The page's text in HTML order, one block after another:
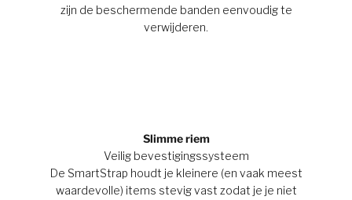
zijn de beschermende banden eenvoudig te
verwijderen.
Slimme riem
Veilig bevestigingssysteem
De SmartStrap houdt je kleinere (en vaak meest
waardevolle) items stevig vast zodat je je niet